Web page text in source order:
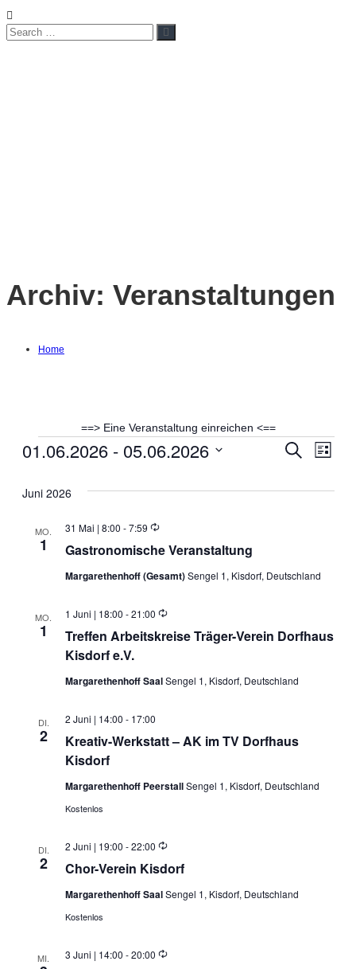
Search
Search
Archiv: Veranstaltungen
Home
==> Eine Veranstaltung einreichen <==
Veranstaltungen
Suche
Suche
Liste
01.06.2026 - 05.06.2026
wählen.
Juni 2026
MO.
1 Gastronomische Veranstaltung
31 Mai | 8:00 -7:59 Wiederholung
Margarethenhoff (Gesamt)Sengel 1, Kisdorf, Deutschland
MO.
1
Treffen Arbeitskreise Träger-Verein Dorfhaus
Kisdorf e.V.
1 Juni | 18:00 -21:00 Wiederholung
Margarethenhoff SaalSengel 1, Kisdorf, Deutschland
DI.
2
Kreativ-Werkstatt – AK im TV Dorfhaus
Kisdorf
2 Juni | 14:00 - 17:00
Margarethenhoff PeerstallSengel 1, Kisdorf, Deutschland
Kostenlos
DI.
2 Chor-Verein Kisdorf
2 Juni | 19:00 -22:00 Wiederholung
Margarethenhoff SaalSengel 1, Kisdorf, Deutschland
Kostenlos
MI. 3 Juni | 14:00 -20:00 Wiederholung